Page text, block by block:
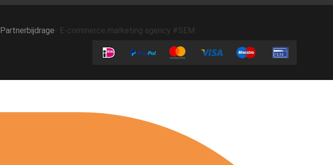
Partnerbijdrage- E-commerce marketing agency #SEM